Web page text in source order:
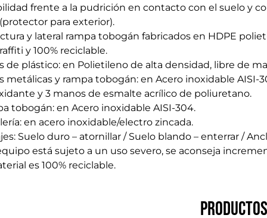
frente a la pudrición en contacto con el suelo y
(protector para exterior).
y lateral rampa tobogán fabricados en HDPE
y 100% reciclable.
de plástico: en Polietileno de alta densidad, libre de
metálicas y rampa tobogán: en Acero inoxidable
y 3 manos de esmalte acrílico de poliuretano.
tobogán: en Acero inoxidable AISI-304.
en acero inoxidable/electro zincada.
Suelo duro – atornillar / Suelo blando – enterrar /
está sujeto a un uso severo, se aconseja
es 100% reciclable.